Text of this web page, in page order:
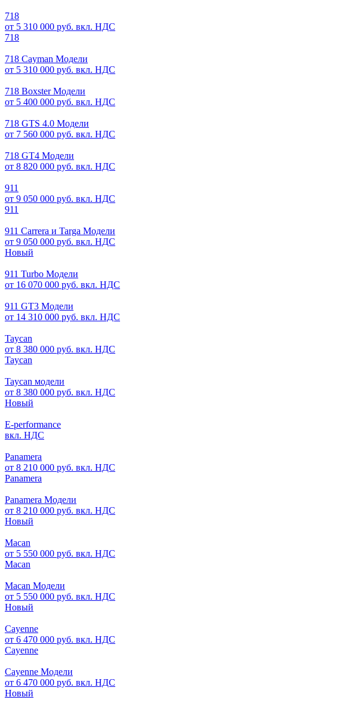
718
от 5 310 000 руб. вкл. НДС
718
718 Cayman Модели
от 5 310 000 руб. вкл. НДС
718 Boxster Модели
от 5 400 000 руб. вкл. НДС
718 GTS 4.0 Модели
от 7 560 000 руб. вкл. НДС
718 GT4 Модели
от 8 820 000 руб. вкл. НДС
911
от 9 050 000 руб. вкл. НДС
911
911 Carrera и Targa Модели
от 9 050 000 руб. вкл. НДС
Новый
911 Turbo Модели
от 16 070 000 руб. вкл. НДС
911 GT3 Модели
от 14 310 000 руб. вкл. НДС
Taycan
от 8 380 000 руб. вкл. НДС
Taycan
Taycan модели
от 8 380 000 руб. вкл. НДС
Новый
E-performance
вкл. НДС
Panamera
от 8 210 000 руб. вкл. НДС
Panamera
Panamera Модели
от 8 210 000 руб. вкл. НДС
Новый
Macan
от 5 550 000 руб. вкл. НДС
Macan
Macan Модели
от 5 550 000 руб. вкл. НДС
Новый
Cayenne
от 6 470 000 руб. вкл. НДС
Cayenne
Cayenne Модели
от 6 470 000 руб. вкл. НДС
Новый